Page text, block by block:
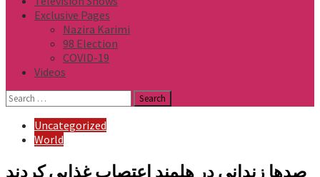
Exclusive Pages
Nazira Karimi
98 Election
COVID-19
Videos
Search
for:
Uncategorized
World
صدها زندانی در هلمند اعتصاب غذایی کردند